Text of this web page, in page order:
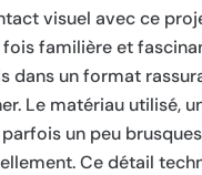
visuel avec ce
familière et
dans un format
Le matériau utilisé,
un peu
Ce détail